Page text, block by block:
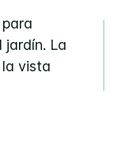
jardín. La
la vista